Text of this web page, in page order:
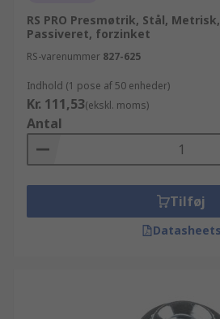
RS PRO Presmøtrik, Stål,
Passiveret, forzinket
RS-varenummer 827-625
Indhold (1 pose af 50 enheder)
Kr. 111,53(ekskl. moms)
Antal
Tilføj
Datasheets